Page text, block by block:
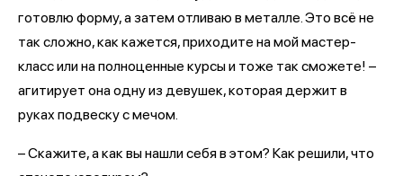
готовлю форму, а затем отливаю в металле. Это всё не
так сложно, как кажется, приходите на мой мастер-
класс или на полноценные курсы и тоже так сможете! –
агитирует она одну из девушек, которая держит в
руках подвеску с мечом.
– Скажите, а как вы нашли себя в этом? Как решили, что